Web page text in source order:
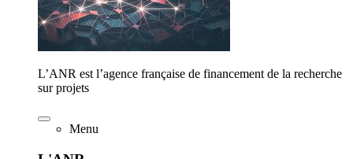
L’ANR est l’agence française de financement de la recherche
sur projets
Menu